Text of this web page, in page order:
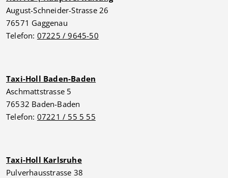
August-Schneider-Strasse 26
76571 Gaggenau
Telefon: 07225 / 9645-50
Taxi-Holl Baden-Baden
Aschmattstrasse 5
76532 Baden-Baden
Telefon: 07221 / 55 5 55
Taxi-Holl Karlsruhe
Pulverhausstrasse 38